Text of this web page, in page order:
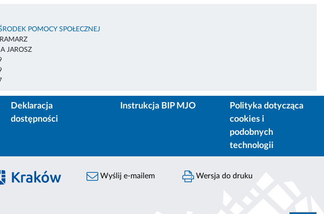
POMOCY SPOŁECZNEJ
JAROSZ
Deklaracja
dostępności
Instrukcja BIP MJO
Polityka dotycząca
cookies i
podobnych
technologii
Wyślij e-mailem Wersja do druku